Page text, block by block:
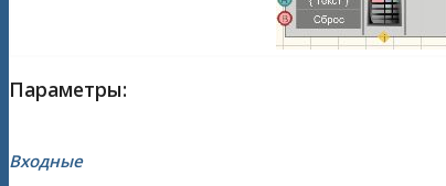
Параметры:
Входные